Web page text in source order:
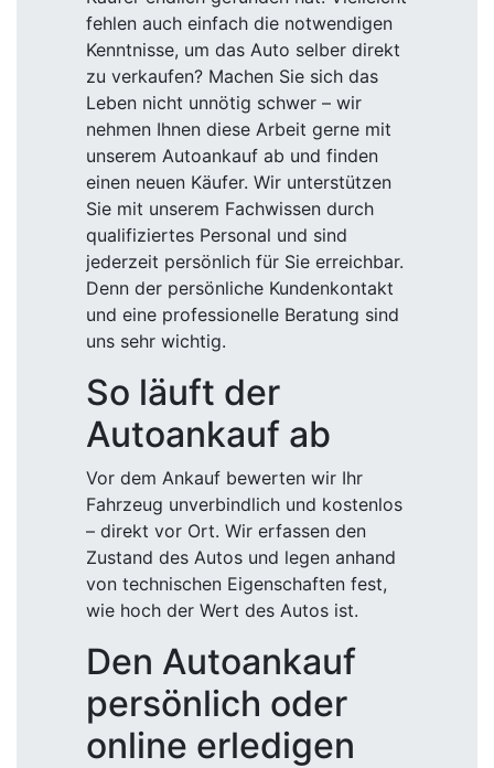
fehlen auch einfach die notwendigen
Kenntnisse, um das Auto selber direkt
zu verkaufen? Machen Sie sich das
Leben nicht unnötig schwer – wir
nehmen Ihnen diese Arbeit gerne mit
unserem Autoankauf ab und finden
einen neuen Käufer. Wir unterstützen
Sie mit unserem Fachwissen durch
qualifiziertes Personal und sind
jederzeit persönlich für Sie erreichbar.
Denn der persönliche Kundenkontakt
und eine professionelle Beratung sind
uns sehr wichtig.
So läuft der
Autoankauf ab
Vor dem Ankauf bewerten wir Ihr
Fahrzeug unverbindlich und kostenlos
– direkt vor Ort. Wir erfassen den
Zustand des Autos und legen anhand
von technischen Eigenschaften fest,
wie hoch der Wert des Autos ist.
Den Autoankauf
persönlich oder
online erledigen